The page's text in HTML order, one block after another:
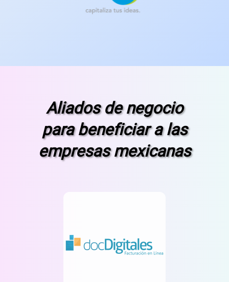
Aliados de negocio
para beneficiar a las
empresas mexicanas
los